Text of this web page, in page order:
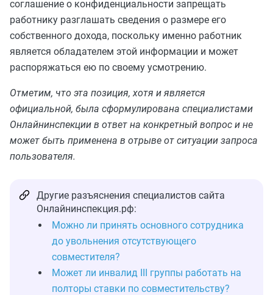
соглашение о конфиденциальности запрещать
работнику разглашать сведения о размере его
собственного дохода, поскольку именно работник
является обладателем этой информации и может
распоряжаться ею по своему усмотрению.
Отметим, что эта позиция, хотя и является
официальной, была сформулирована специалистами
Онлайнинспекции в ответ на конкретный вопрос и не
может быть применена в отрыве от ситуации запроса
пользователя.
Другие разъяснения специалистов сайта
Онлайнинспекция.рф:
Можно ли принять основного сотрудника
до увольнения отсутствующего
совместителя?
Может ли инвалид III группы работать на
полторы ставки по совместительству?